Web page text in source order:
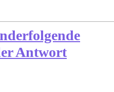
Antwort